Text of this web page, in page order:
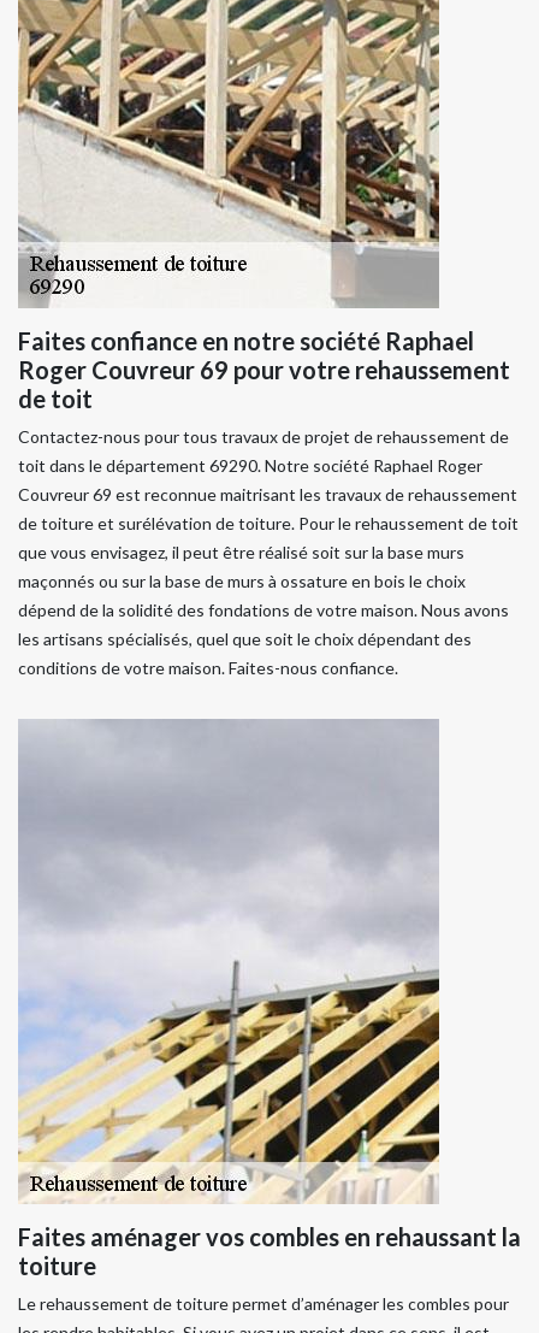
Faites confiance en notre société Raphael
Roger Couvreur 69 pour votre rehaussement
de toit
Contactez-nous pour tous travaux de projet de rehaussement de
toit dans le département 69290. Notre société Raphael Roger
Couvreur 69 est reconnue maitrisant les travaux de rehaussement
de toiture et surélévation de toiture. Pour le rehaussement de toit
que vous envisagez, il peut être réalisé soit sur la base murs
maçonnés ou sur la base de murs à ossature en bois le choix
dépend de la solidité des fondations de votre maison. Nous avons
les artisans spécialisés, quel que soit le choix dépendant des
conditions de votre maison. Faites-nous confiance.
Faites aménager vos combles en rehaussant la
toiture
Le rehaussement de toiture permet d’aménager les combles pour